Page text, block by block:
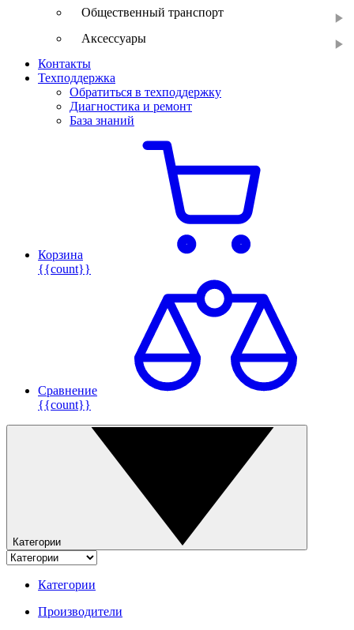
Общественный транспорт
Аксессуары
Контакты
Техподдержка
Обратиться в техподдержку
Диагностика и ремонт
База знаний
Корзина
{{count}}
Сравнение
{{count}}
Категории
Категории
Производители